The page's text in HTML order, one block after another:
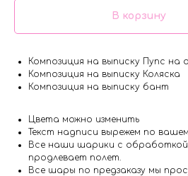
В корзину
Композиция на выписку Пупс на
Композиция на выписку Коляска
Композиция на выписку бант
Цвета можно изменить
Текст надписи вырежем по
Все наши шарики с обработкой
продлевает полет.
Все шары по предзаказу мы